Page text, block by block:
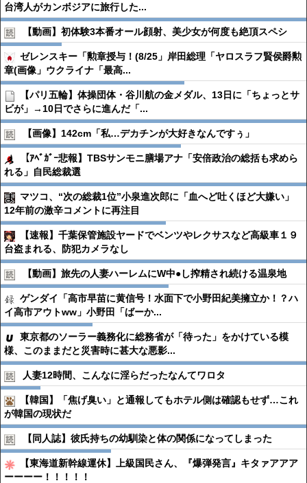
台湾人がカンボジアに旅行した...
【動画】初体験3本番オール顔射、美少女が何度も絶頂スペシ
ゼレンスキー「勲章授与！(8/25」岸田総理「ヤロスラフ賢侯爵勲
章(画像」ウクライナ「最高...
【パリ五輪】体操団体・谷川航の金メダル、13日に「ちょっとサ
ビが」→10日でさらに進んだ「...
【画像】142cm「私…デカチンが大好きなんですぅ」
【ｱﾍﾞｶﾞｰ悲報】TBSサンモニ膳場アナ「安倍政治の総括も求めら
れる」自民総裁選
マツコ、“次の総裁1位”小泉進次郎に「血へど吐くほど大嫌い」
12年前の激辛コメントに再注目
【速報】千葉保管施設ヤードでベンツやレクサスなど高級車１９
台盗まれる、防犯カメラなし
【動画】旅先の人妻ハーレムにW中●︎し搾精され続ける温泉地
ゲンダイ「高市早苗に黄信号！水面下で小野田紀美擁立か！？ハ
イ高市アウトww」小野田「ばーか...
東京都のソーラー義務化に総務省が「待った」をかけている模
様、このままだと災害時に甚大な悪影...
人妻12時間、こんなに淫らだったなんてワロタ
【韓国】「焦げ臭い」と通報してもホテル側は確認もせず…これ
が韓国の現状だ
【同人誌】彼氏持ちの幼馴染と体の関係になってしまった
【東海道新幹線運休】上級国民さん、『爆弾発言』キタァアアア
ーーーー！！！！！